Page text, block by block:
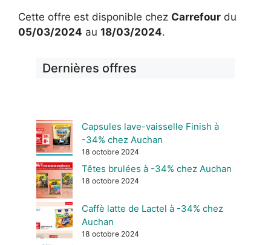
Cette offre est disponible chez Carrefour du
05/03/2024 au 18/03/2024.
Dernières offres
Capsules lave-vaisselle Finish à
-34% chez Auchan
18 octobre 2024
Têtes brulées à -34% chez Auchan
18 octobre 2024
Caffè latte de Lactel à -34% chez
Auchan
18 octobre 2024